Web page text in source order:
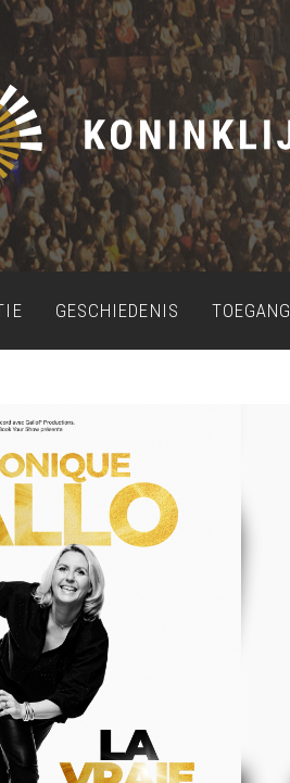
GESCHIEDENIS TOEGANG